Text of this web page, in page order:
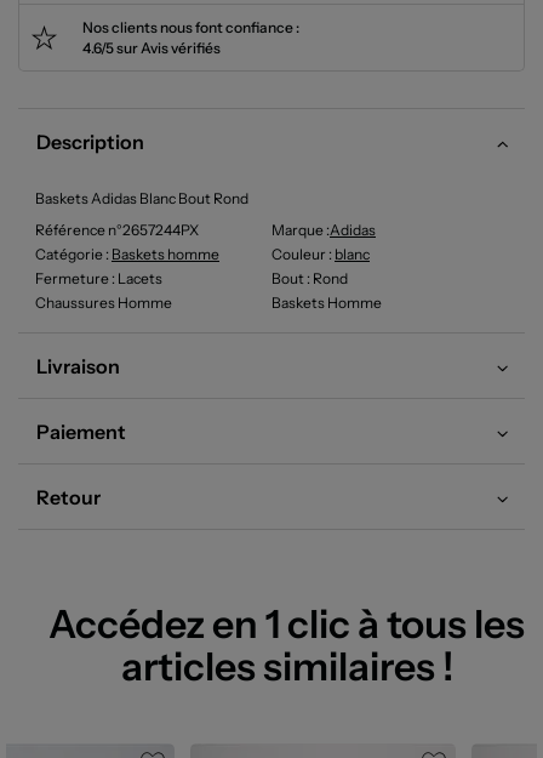
Nos clients nous font confiance :
4.6/5 sur Avis vérifiés
Description
Baskets Adidas Blanc Bout Rond
Référence n°2657244PX
Marque :Adidas
Catégorie : Baskets homme Couleur : blanc
Fermeture : Lacets Bout : Rond
Chaussures Homme
Baskets Homme
Livraison
Paiement
Retour
Accédez en 1 clic à tous les
articles similaires !